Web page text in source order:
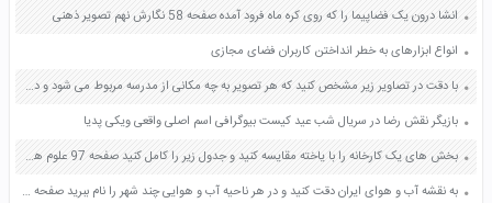
انشا درون یک فضاپیما را که روی کره ماه فرود آمده صفحه 58 نگارش نهم تصویر ذهنی
انواع ابزارهای به خطر انداختن کاربران فضای مجازی
با دقت در تصاویر زیر مشخص کنید که هر تصویر به چه مکانی از مدرسه مربوط می شود و در هریک از آنها چه اقدامات ایمنی انجام شده است؟ صفحه 99 آمادگی دفاعی نهم
بازیگر نقش رضا در سریال شب عید کیست بیوگرافی اسم اصلی واقعی ویکی پدیا
بخش های یک کارخانه را با یاخته مقایسه کنید و جدول زیر را کامل کنید صفحه 97 علوم هفتم
به نقشه آب و هوای ایران دقت کنید و در هر ناحیه آب و هوایی چند شهر را نام ببرید صفحه 63 مطالعات اجتماعی هفتم